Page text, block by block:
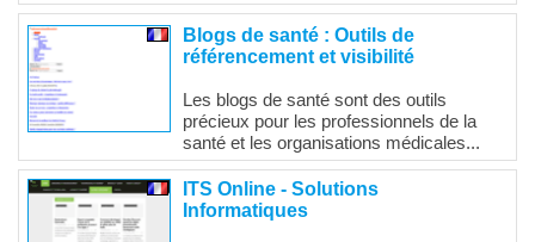
Blogs de santé : Outils de
référencement et visibilité
Les blogs de santé sont des outils
précieux pour les professionnels de la
santé et les organisations médicales...
ITS Online - Solutions
Informatiques